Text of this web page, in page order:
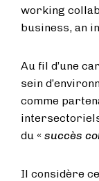
working
business, an
Au fil d’une
sein
comme
du « succès
Il considère